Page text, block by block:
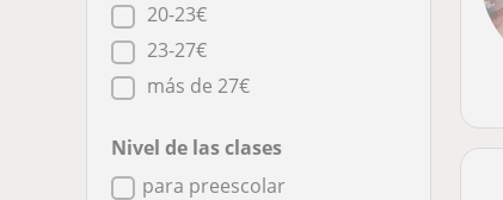
20-23€
23-27€
más de 27€
Nivel de las clases
para preescolar